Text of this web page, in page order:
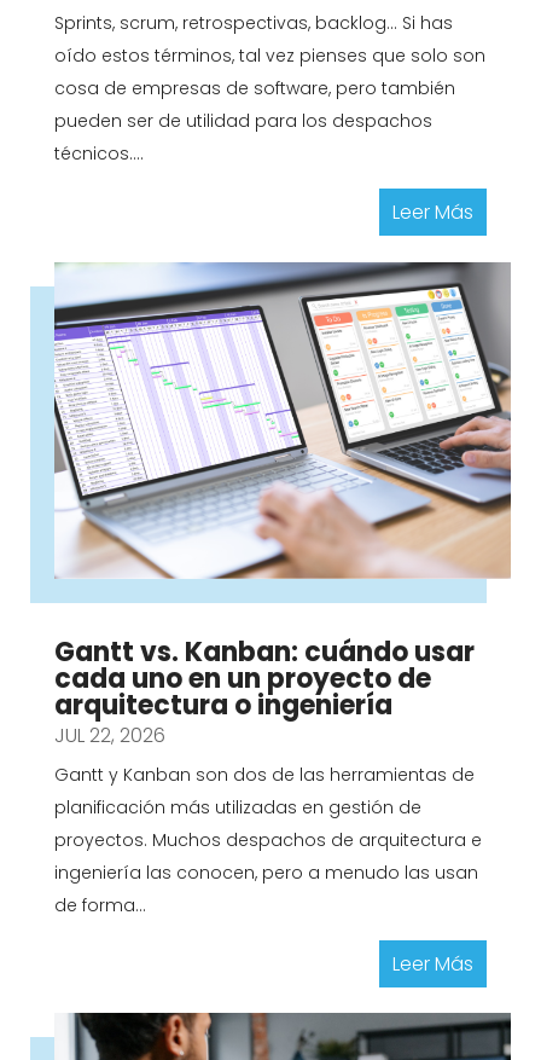
Sprints, scrum, retrospectivas, backlog... Si has
oído estos términos, tal vez pienses que solo son
cosa de empresas de software, pero también
pueden ser de utilidad para los despachos
técnicos....
Leer Más
Gantt vs. Kanban: cuándo usar
cada uno en un proyecto de
arquitectura o ingeniería
JUL 22, 2026
Gantt y Kanban son dos de las herramientas de
planificación más utilizadas en gestión de
proyectos. Muchos despachos de arquitectura e
ingeniería las conocen, pero a menudo las usan
de forma...
Leer Más